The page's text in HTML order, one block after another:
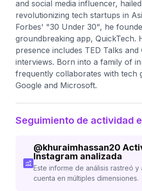
and social media influencer,
revolutionizing tech startups in
Forbes' "30 Under 30", he
groundbreaking app, QuickTech.
presence includes TED Talks and
interviews. Born into a family of
frequently collaborates with tech
Google and Microsoft.
Seguimiento de actividad
@khuraimhassan20
Instagram analizada
Este informe de análisis rastreó y
cuenta en múltiples dimensiones.